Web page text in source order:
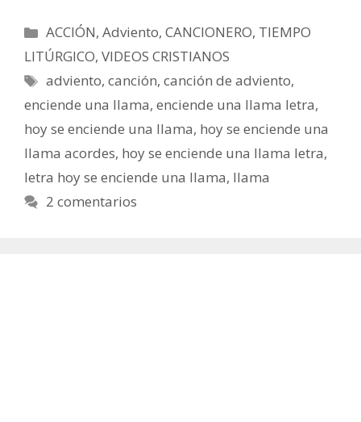
Categorías
ACCIÓN,Adviento,CANCIONERO, TIEMPO
LITÚRGICO, VIDEOS CRISTIANOS
Etiquetas
adviento,canción,canción de adviento,
enciende una llama, enciende una llama letra,
hoy se enciende una llama, hoy se enciende una
llama acordes, hoy se enciende una llama letra,
letra hoy se enciende una llama, llama
2 comentarios